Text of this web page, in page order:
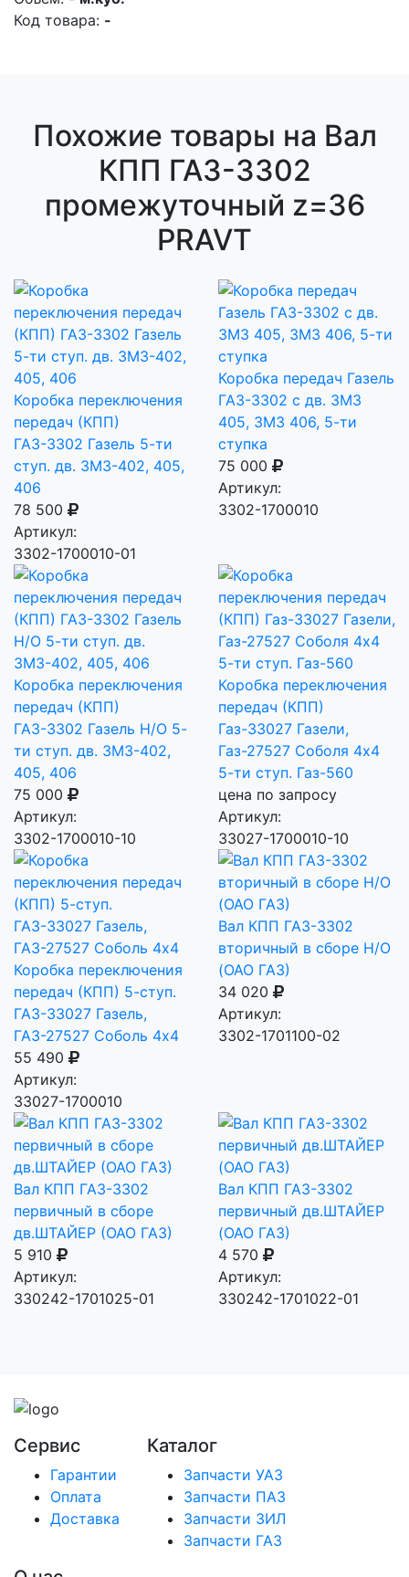
Код товара: -
Похожие товары на Вал
КПП ГАЗ-3302
промежуточный z=36
PRAVT
Коробка переключения
передач (КПП)
ГАЗ-3302 Газель 5-ти
ступ. дв. ЗМЗ-402, 405,
406
78 500
Артикул:
3302-1700010-01
Коробка передач Газель
ГАЗ-3302 с дв. ЗМЗ
405, ЗМЗ 406, 5-ти
ступка
75 000
Артикул:
3302-1700010
Коробка переключения
передач (КПП)
ГАЗ-3302 Газель Н/О 5-
ти ступ. дв. ЗМЗ-402,
405, 406
75 000
Артикул:
3302-1700010-10
Коробка переключения
передач (КПП)
Газ-33027 Газели,
Газ-27527 Соболя 4х4
5-ти ступ. Газ-560
цена по запросу
Артикул:
33027-1700010-10
Коробка переключения
передач (КПП) 5-ступ.
ГАЗ-33027 Газель,
ГАЗ-27527 Соболь 4х4
55 490
Артикул:
33027-1700010
Вал КПП ГАЗ-3302
вторичный в сборе Н/О
(ОАО ГАЗ)
34 020
Артикул:
3302-1701100-02
Вал КПП ГАЗ-3302
первичный в сборе
дв.ШТАЙЕР (ОАО ГАЗ)
5 910
Артикул:
330242-1701025-01
Вал КПП ГАЗ-3302
первичный дв.ШТАЙЕР
(ОАО ГАЗ)
4 570
Артикул:
330242-1701022-01
Сервис
Гарантии
Оплата
Доставка
Каталог
Запчасти УАЗ
Запчасти ПАЗ
Запчасти ЗИЛ
Запчасти ГАЗ